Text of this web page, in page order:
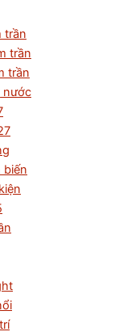
trần
trần
trần
nước
biến